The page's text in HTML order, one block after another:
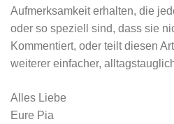
Aufmerksamkeit erhalten, die
oder so speziell sind, dass sie
Kommentiert, oder teilt diesen
weiterer einfacher,
Alles Liebe
Eure Pia